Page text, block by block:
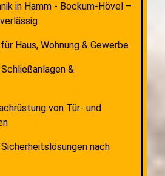
in Hamm - Bockum-Hövel –
Haus, Wohnung & Gewerbe
&
von Tür- und
nach